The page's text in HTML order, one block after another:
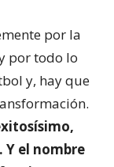
por la
por todo lo
y, hay que
Y el nombre